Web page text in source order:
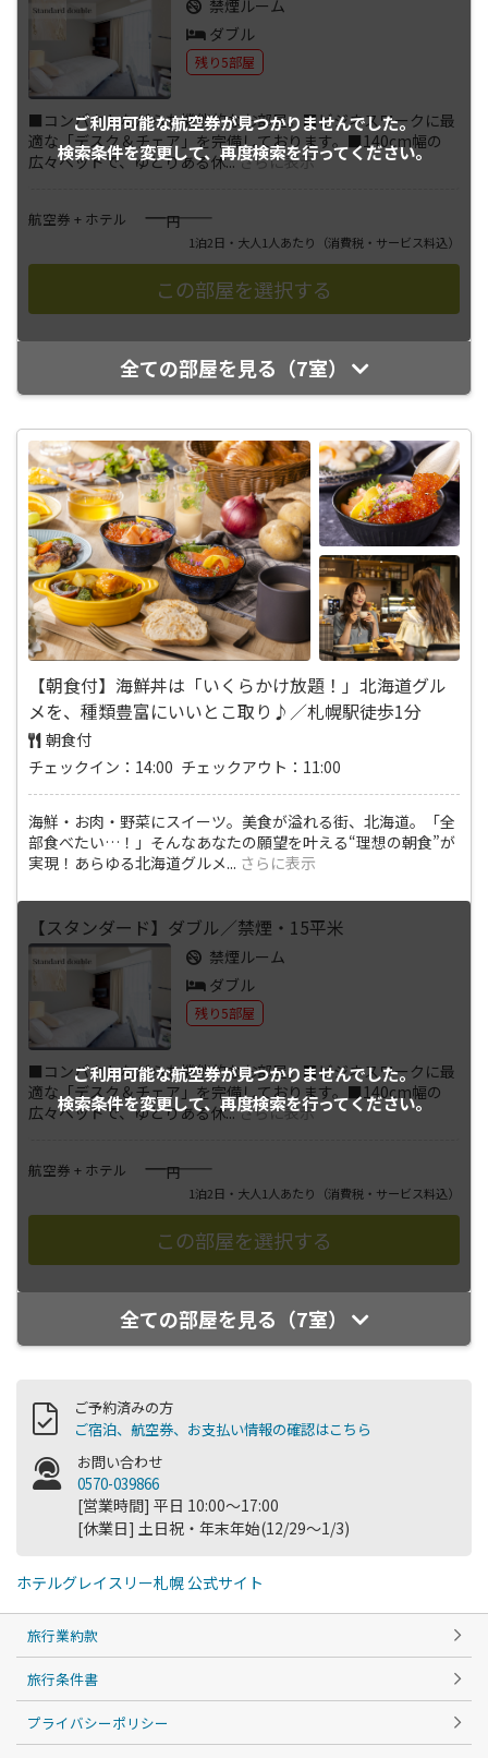
ご利用可能な航空券が見つかりませんでした。
検索条件を変更して、再度検索を行ってください。
禁煙ルーム
ダブル
残り5部屋
■コンパクトながらも機能的なお部屋。■ビジネスワークに最
適な「デスク＆チェア」を完備しております。■140cm幅の
広々ベッドで、ゆとりある休...さらに表示
航空券 + ホテル ――――円
1泊2日・大人1人あたり （消費税・サービス料込）
全ての部屋を見る（7室）
【朝食付】海鮮丼は「いくらかけ放題！」北海道グル
メを、種類豊富にいいとこ取り♪／札幌駅徒歩1分
朝食付
チェックイン：14:00 チェックアウト：11:00
海鮮・お肉・野菜にスイーツ。美食が溢れる街、北海道。「全
部食べたい…！」そんなあなたの願望を叶える“理想の朝食”が
実現！あらゆる北海道グルメ... さらに表示
ご利用可能な航空券が見つかりませんでした。
検索条件を変更して、再度検索を行ってください。
【スタンダード】ダブル／禁煙・15平米
禁煙ルーム
ダブル
残り5部屋
■コンパクトながらも機能的なお部屋。■ビジネスワークに最
適な「デスク＆チェア」を完備しております。■140cm幅の
広々ベッドで、ゆとりある休...さらに表示
航空券 + ホテル ――――円
1泊2日・大人1人あたり （消費税・サービス料込）
全ての部屋を見る（7室）
ご予約済みの方
ご宿泊、航空券、お支払い情報の確認はこちら
お問い合わせ
0570-039866
[営業時間] 平日 10:00～17:00
[休業日] 土日祝・年末年始(12/29～1/3)
ホテルグレイスリー札幌 公式サイト
旅行業約款
旅行条件書
プライバシーポリシー